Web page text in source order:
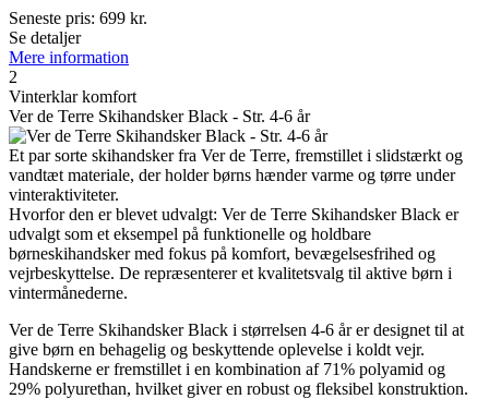
Seneste pris: 699 kr.
Se detaljer
Mere information
2
Vinterklar komfort
Ver de Terre Skihandsker Black - Str. 4-6 år
Et par sorte skihandsker fra Ver de Terre, fremstillet i slidstærkt og
vandtæt materiale, der holder børns hænder varme og tørre under
vinteraktiviteter.
Hvorfor den er blevet udvalgt: Ver de Terre Skihandsker Black er
udvalgt som et eksempel på funktionelle og holdbare
børneskihandsker med fokus på komfort, bevægelsesfrihed og
vejrbeskyttelse. De repræsenterer et kvalitetsvalg til aktive børn i
vintermånederne.
Ver de Terre Skihandsker Black i størrelsen 4-6 år er designet til at
give børn en behagelig og beskyttende oplevelse i koldt vejr.
Handskerne er fremstillet i en kombination af 71% polyamid og
29% polyurethan, hvilket giver en robust og fleksibel konstruktion.